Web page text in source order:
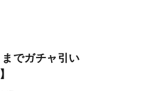
までガチャ引い